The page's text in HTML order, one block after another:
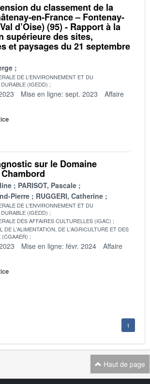
du classement de la
en-France – Fontenay-
d’Oise) (95) - Rapport à la
supérieure des sites,
et paysages du 21 septembre
DE L'ENVIRONNEMENT ET DU
(IGEDD)
Mise en ligne: sept. 2023
Affaire
sur le Domaine
PARISOT, Pascale
Pierre
RUGGERI, Catherine
DE L'ENVIRONNEMENT ET DU
(IGEDD)
DES AFFAIRES CULTURELLES (IGAC)
DE L'ALIMENTATION, DE L'AGRICULTURE ET DES
(CGAAER)
Mise en ligne: févr. 2024
Affaire
1
Haut de page